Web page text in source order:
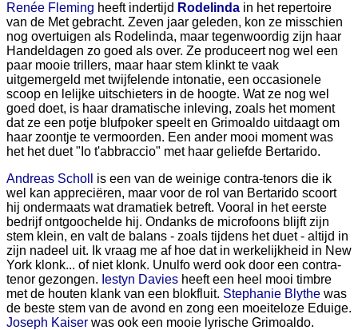
Renée Fleming heeft indertijd Rodelinda in het repertoire
van de Met gebracht. Zeven jaar geleden, kon ze misschien
nog overtuigen als Rodelinda, maar tegenwoordig zijn haar
Handeldagen zo goed als over. Ze produceert nog wel een
paar mooie trillers, maar haar stem klinkt te vaak
uitgemergeld met twijfelende intonatie, een occasionele
scoop en lelijke uitschieters in de hoogte. Wat ze nog wel
goed doet, is haar dramatische inleving, zoals het moment
dat ze een potje blufpoker speelt en Grimoaldo uitdaagt om
haar zoontje te vermoorden. Een ander mooi moment was
het het duet "Io t'abbraccio" met haar geliefde Bertarido.
Andreas Scholl
is een van de weinige contra-tenors die ik
wel kan appreciëren, maar voor de rol van Bertarido scoort
hij ondermaats wat dramatiek betreft. Vooral in het eerste
bedrijf ontgoochelde hij. Ondanks de microfoons blijft zijn
stem klein, en valt de balans - zoals tijdens het duet - altijd in
zijn nadeel uit. Ik vraag me af hoe dat in werkelijkheid in New
York klonk... of niet klonk. Unulfo werd ook door een contra-
tenor gezongen. Iestyn Davies heeft een heel mooi timbre
met de houten klank van een blokfluit. Stephanie Blythe was
de beste stem van de avond en zong een moeiteloze Eduige.
Joseph Kaiser was ook een mooie lyrische Grimoaldo.